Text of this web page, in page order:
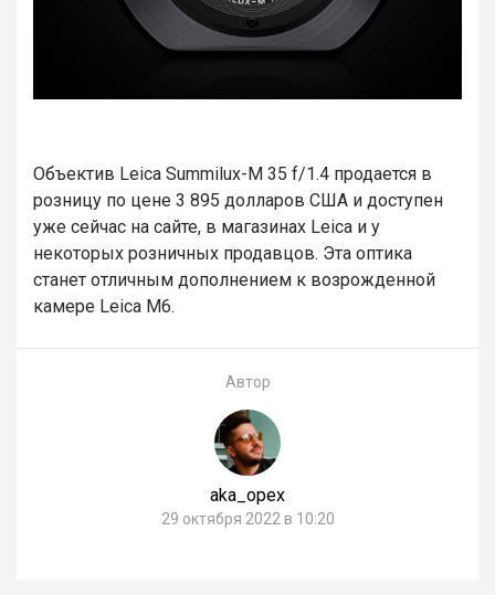
Объектив Leica Summilux-M 35 f/1.4 продается в
розницу по цене 3 895 долларов США и доступен
уже сейчас на сайте, в магазинах Leica и у
некоторых розничных продавцов. Эта оптика
станет отличным дополнением к возрожденной
камере Leica M6.
Автор
aka_opex
29 октября 2022 в 10:20